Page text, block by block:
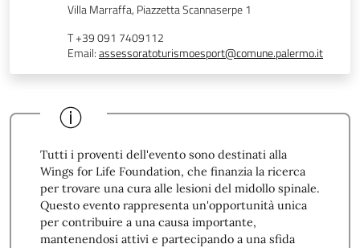
Villa Marraffa, Piazzetta Scannaserpe 1
T +39 091 7409112
Email:assessoratoturismoesport@comune.palermo.it
Tutti i proventi dell'evento sono destinati alla
Wings for Life Foundation, che finanzia la ricerca
per trovare una cura alle lesioni del midollo spinale.
Questo evento rappresenta un'opportunità unica
per contribuire a una causa importante,
mantenendosi attivi e partecipando a una sfida